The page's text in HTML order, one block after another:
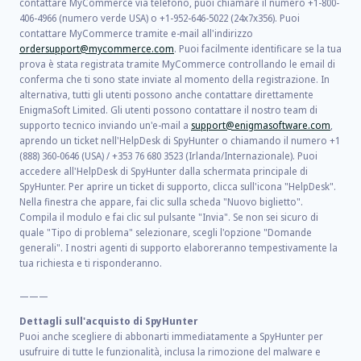
contattare MyCommerce via telefono, puoi chiamare il numero +1-800-
406-4966 (numero verde USA) o +1-952-646-5022 (24x7x356). Puoi
contattare MyCommerce tramite e-mail all'indirizzo
ordersupport@mycommerce.com. Puoi facilmente identificare se la tua
prova è stata registrata tramite MyCommerce controllando le email di
conferma che ti sono state inviate al momento della registrazione. In
alternativa, tutti gli utenti possono anche contattare direttamente
EnigmaSoft Limited. Gli utenti possono contattare il nostro team di
supporto tecnico inviando un'e-mail a support@enigmasoftware.com,
aprendo un ticket nell'HelpDesk di SpyHunter o chiamando il numero +1
(888) 360-0646 (USA) / +353 76 680 3523 (Irlanda/Internazionale). Puoi
accedere all'HelpDesk di SpyHunter dalla schermata principale di
SpyHunter. Per aprire un ticket di supporto, clicca sull'icona "HelpDesk".
Nella finestra che appare, fai clic sulla scheda "Nuovo biglietto".
Compila il modulo e fai clic sul pulsante "Invia". Se non sei sicuro di
quale "Tipo di problema" selezionare, scegli l'opzione "Domande
generali". I nostri agenti di supporto elaboreranno tempestivamente la
tua richiesta e ti risponderanno.
———
Dettagli sull'acquisto di SpyHunter
Puoi anche scegliere di abbonarti immediatamente a SpyHunter per
usufruire di tutte le funzionalità, inclusa la rimozione del malware e